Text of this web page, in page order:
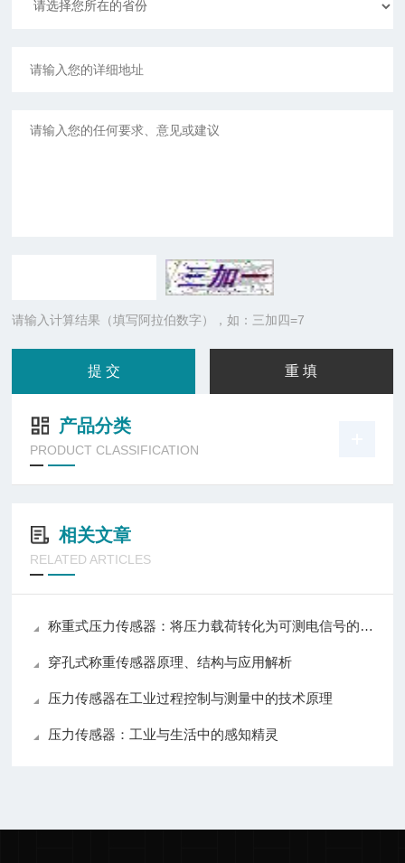
请输入计算结果（填写阿拉伯数字），如：三加四=7
产品分类
PRODUCT CLASSIFICATION
相关文章
RELATED ARTICLES
称重式压力传感器：将压力载荷转化为可测电信号的测力装置
穿孔式称重传感器原理、结构与应用解析
压力传感器在工业过程控制与测量中的技术原理
压力传感器：工业与生活中的感知精灵